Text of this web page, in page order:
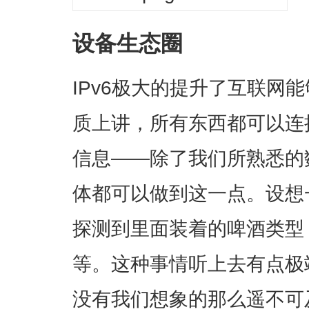
设备生态圈
IPv6极大的提升了互联网
质上讲，所有东西都可以
信息——除了我们所熟悉的
体都可以做到这一点。设
探测到里面装着的啤酒类
等。这种事情听上去有点
没有我们想象的那么遥不可